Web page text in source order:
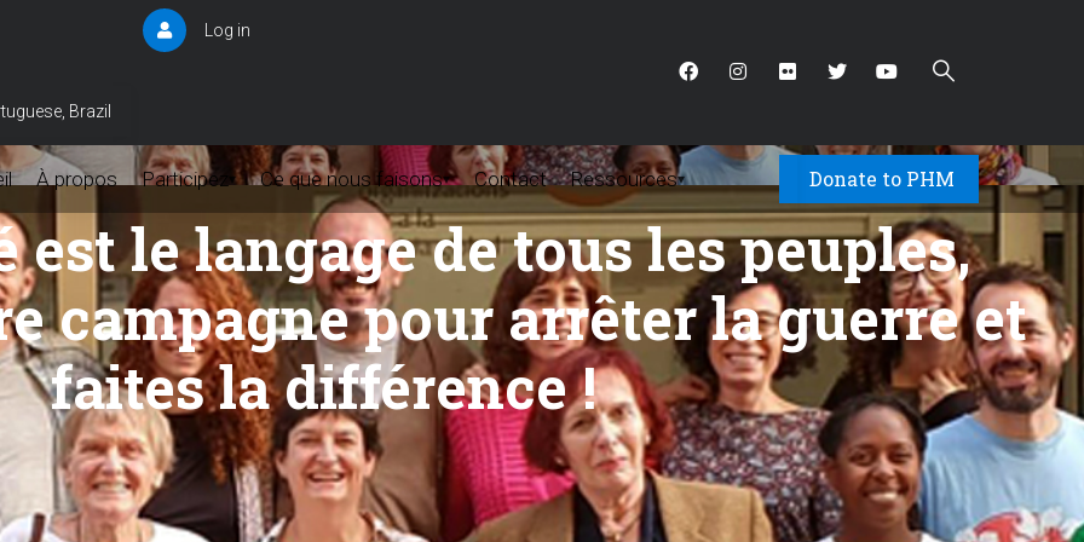
Brazil
User
Log in
À propos Participez ▾ Ce que nous faisons▾ Contact Ressources▾ Donate to PHM
est le langage de tous les peuples,
campagne pour arrêter la guerre et
faites la différence !